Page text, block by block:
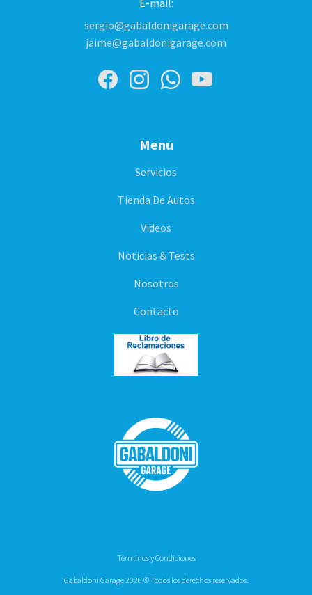
E-mail:
sergio@gabaldonigarage.com
jaime@gabaldonigarage.com
Menu
Servicios
Tienda De Autos
Videos
Noticias & Tests
Nosotros
Contacto
Términos y Condiciones
Gabaldoni Garage 2026 © Todos los derechos reservados.